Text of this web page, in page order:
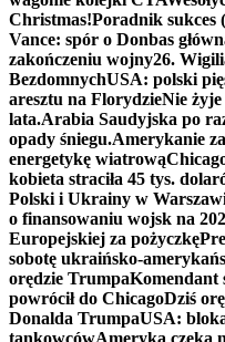
Christmas!Poradnik sukces
Vance: spór o Donbas
zakończeniu wojny26.
BezdomnychUSA: polski
aresztu na FlorydzieNie
lata.Arabia Saudyjska po
opady śniegu.Amerykanie
energetykę wiatrową
kobieta straciła 45 tys.
Polski i Ukrainy w
o finansowaniu wojsk na
Europejskiej za pożyczkę
sobotę ukraińsko-
orędzie TrumpaKomendant
powrócił do ChicagoDziś
Donalda TrumpaUSA:
tankowcówAmeryka czeka